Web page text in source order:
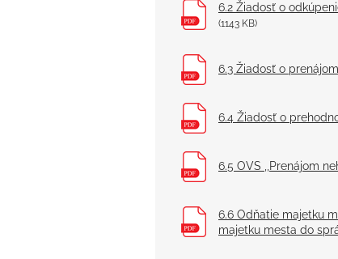
6.2 Žiadosť o
(1143 KB)
6.3 Žiadosť o
6.4 Žiadosť o
6.5 OVS ,,Prenájom
6.6 Odňatie majetku
majetku mesta do